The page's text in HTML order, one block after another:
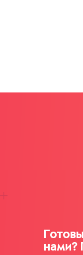
нами?